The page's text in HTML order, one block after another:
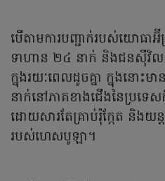
បើតាមការបញ្ជាក់របស់យោធា
ទាហាន ២៤ នាក់ និងជនស៊ីវិល
ក្នុងរយៈពេលដូចគ្នា ក្នុងនោះ
នាក់នៅភាគខាងជើងនៃប្រទេ
ដោយសារតែគ្រាប់រ៉ុក្កែត និងយ
របស់ហេសបូឡា។